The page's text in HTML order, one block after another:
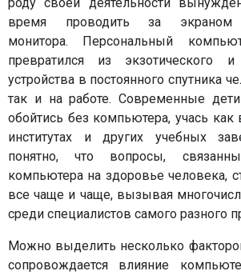
время проводить за экраном
монитора. Персональный
превратился из экзотического
устройства в постоянного спутника
так и на работе. Современные
обойтись без компьютера, учась
институтах и других учебных
понятно, что вопросы,
компьютера на здоровье человека,
все чаще и чаще, вызывая
среди специалистов самого разного
Можно выделить несколько
сопровождается влияние